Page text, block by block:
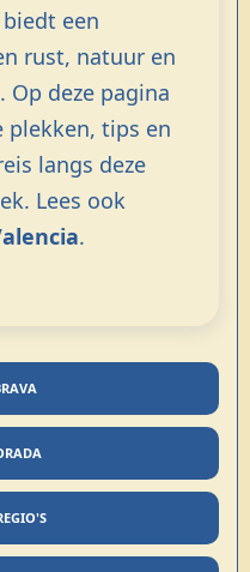
een
rust, natuur en
Op deze pagina
plekken, tips en
langs deze
Lees ook
.